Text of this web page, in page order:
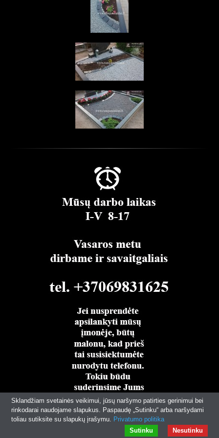
Sklandžiam svetainės veikimui, jūsų naršymo patirties gerinimui bei
rinkodarai naudojame slapukus. Paspaudę „Sutinku“ arba naršydami
toliau sutiksite su slapukų įrašymu. Privatumo politika
Nesutinku
Sutinku